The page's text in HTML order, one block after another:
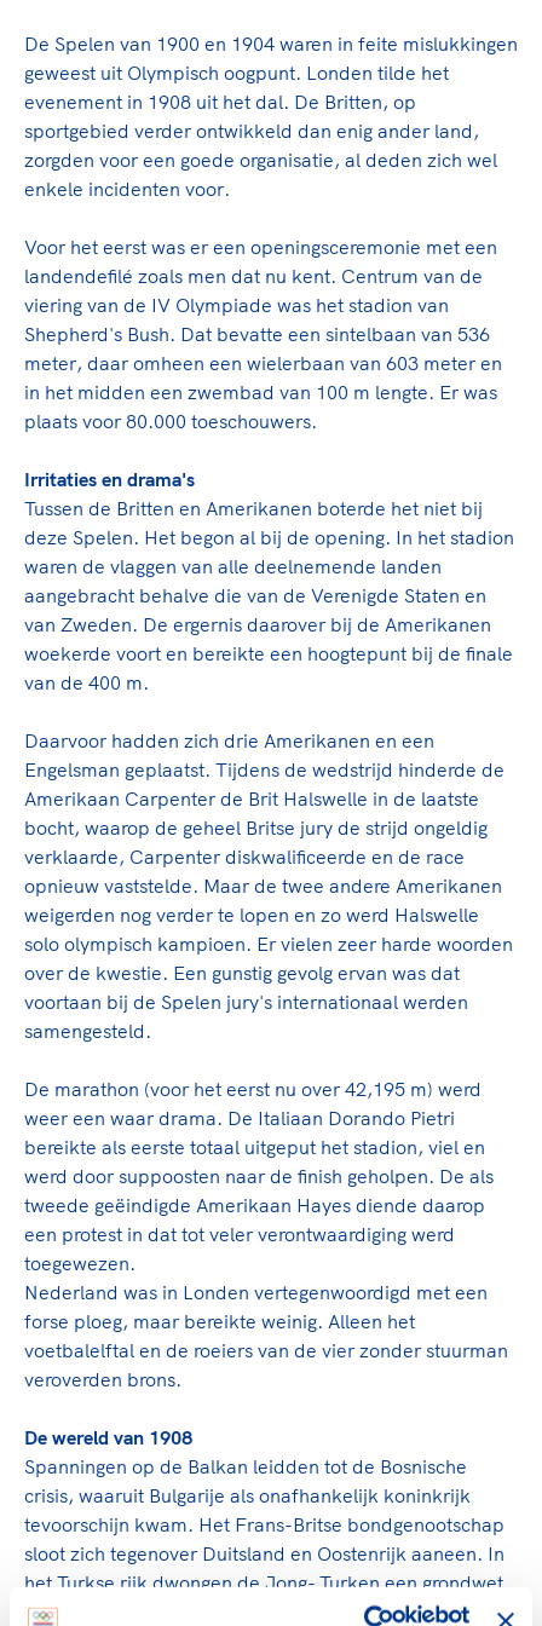
Sportonderzoek
Sportakkoord II
Game Changer
TeamNL kids
Olympische geschiedenis
Nieuwspagina
Columns
Sport gaat niet vanzelf
Sport verenigt. Op sportclubs, pleintjes, tijdens
een rondje fietsen, door samen te skaten of naar
de sportschool te gaan. Door samen te juichen
voor Sifan Hassan, Rico Verhoeven, Diede de
Groot en het Nederlands Elftal. Of met trots te
genieten van de karatewedstrijd van je dochter,
hockeywedstrijd van je buurjongen.
Lees verder
Diversiteit en inclusie
Gezonde sportomgeving
Duurzaamheid
Bekwaam sportkader
Vitale clubs en bestuurlijk kader
Sportmatch
Clubacties
Handboek Wet- en Regelgeving
Opleidingen en trainingen
High5 Stappenplan
Ruimte voor sport
Clubondersteuning
Beroepskrachten
Samen voor een veilige
sportomgeving
Voor welk gedrag staat de club? Wat mag wel
langs de lijn, in de kleedkamer, kantine en online?
En wat mag vooral niet? Een gedragscode geeft
hier richting aan en is dus een belangrijk
onderdeel van het clubbeleid rondom gewenst en
ongewenst gedrag.
Lees verder
Kennisaanbod TeamNL Experts
TeamNL Sport Science Centre
Paralympische Spelen LA28
Europese Spelen Istanbul 2027
Topsportbeleid
Topsportfinanciering
Top teamsportcompetities
De TeamNL Academie
De TeamNL Academie biedt een leer- en
ontwikkelprogramma voor de volgende functies
binnen TeamNL programma's: experts, coaches,
toekomstig kader.
Lees verder
De Spelen van 1900 en 1904 waren in feite mislukkingen
geweest uit Olympisch oogpunt. Londen tilde het
evenement in 1908 uit het dal. De Britten, op
sportgebied verder ontwikkeld dan enig ander land,
zorgden voor een goede organisatie, al deden zich wel
enkele incidenten voor.
Voor het eerst was er een openingsceremonie met een
landendefilé zoals men dat nu kent. Centrum van de
viering van de IV Olympiade was het stadion van
Shepherd's Bush. Dat bevatte een sintelbaan van 536
meter, daar omheen een wielerbaan van 603 meter en
in het midden een zwembad van 100 m lengte. Er was
plaats voor 80.000 toeschouwers.
Irritaties en drama's
Tussen de Britten en Amerikanen boterde het niet bij
deze Spelen. Het begon al bij de opening. In het stadion
waren de vlaggen van alle deelnemende landen
aangebracht behalve die van de Verenigde Staten en
van Zweden. De ergernis daarover bij de Amerikanen
woekerde voort en bereikte een hoogtepunt bij de finale
van de 400 m.
Daarvoor hadden zich drie Amerikanen en een
Engelsman geplaatst. Tijdens de wedstrijd hinderde de
Amerikaan Carpenter de Brit Halswelle in de laatste
bocht, waarop de geheel Britse jury de strijd ongeldig
verklaarde, Carpenter diskwalificeerde en de race
opnieuw vaststelde. Maar de twee andere Amerikanen
weigerden nog verder te lopen en zo werd Halswelle
solo olympisch kampioen. Er vielen zeer harde woorden
over de kwestie. Een gunstig gevolg ervan was dat
voortaan bij de Spelen jury's internationaal werden
samengesteld.
De marathon (voor het eerst nu over 42,195 m) werd
weer een waar drama. De Italiaan Dorando Pietri
bereikte als eerste totaal uitgeput het stadion, viel en
werd door suppoosten naar de finish geholpen. De als
tweede geëindigde Amerikaan Hayes diende daarop
een protest in dat tot veler verontwaardiging werd
toegewezen.
Nederland was in Londen vertegenwoordigd met een
forse ploeg, maar bereikte weinig. Alleen het
voetbalelftal en de roeiers van de vier zonder stuurman
veroverden brons.
De wereld van 1908
Spanningen op de Balkan leidden tot de Bosnische
crisis, waaruit Bulgarije als onafhankelijk koninkrijk
tevoorschijn kwam. Het Frans-Britse bondgenootschap
sloot zich tegenover Duitsland en Oostenrijk aaneen. In
het Turkse rijk dwongen de Jong- Turken een grondwet
af van de sultan, die een jaar later zou worden afgezet.